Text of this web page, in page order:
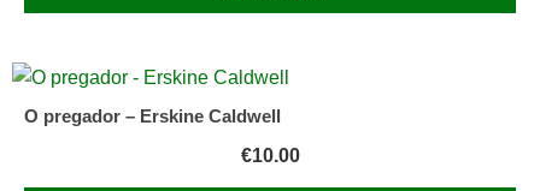
O pregador – Erskine Caldwell
€10.00